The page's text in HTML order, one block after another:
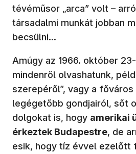
tévéműsor „arca” volt –
társadalmi munkát jobban
becsülni…
Amúgy az 1966. október
mindenről olvashatunk,
szerepéről”, vagy a
legégetőbb gondjairól, sőt
dolgokat is, hogy amerikai
érkeztek Budapestre, de
esik, hogy tíz évvel ezelőtt